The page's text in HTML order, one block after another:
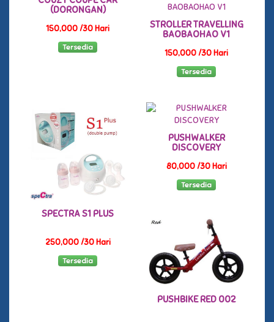
(DORONGAN)
150,000 /30 Hari
Tersedia
STROLLER TRAVELLING
BAOBAOHAO V1
150,000 /30 Hari
Tersedia
SPECTRA S1 PLUS
250,000 /30 Hari
Tersedia
PUSHWALKER
DISCOVERY
80,000 /30 Hari
Tersedia
PUSHBIKE RED 002